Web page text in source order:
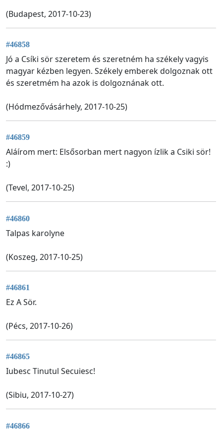
(Budapest, 2017-10-23)
#46858
Jó a Csíki sör szeretem és szeretném ha székely vagyis
magyar kézben legyen. Székely emberek dolgoznak ott
és szeretmém ha azok is dolgoznának ott.
(Hódmezővásárhely, 2017-10-25)
#46859
Aláírom mert: Elsősorban mert nagyon ízlik a Csiki sör!
:)
(Tevel, 2017-10-25)
#46860
Talpas karolyne
(Koszeg, 2017-10-25)
#46861
Ez A Sör.
(Pécs, 2017-10-26)
#46865
Iubesc Tinutul Secuiesc!
(Sibiu, 2017-10-27)
#46866